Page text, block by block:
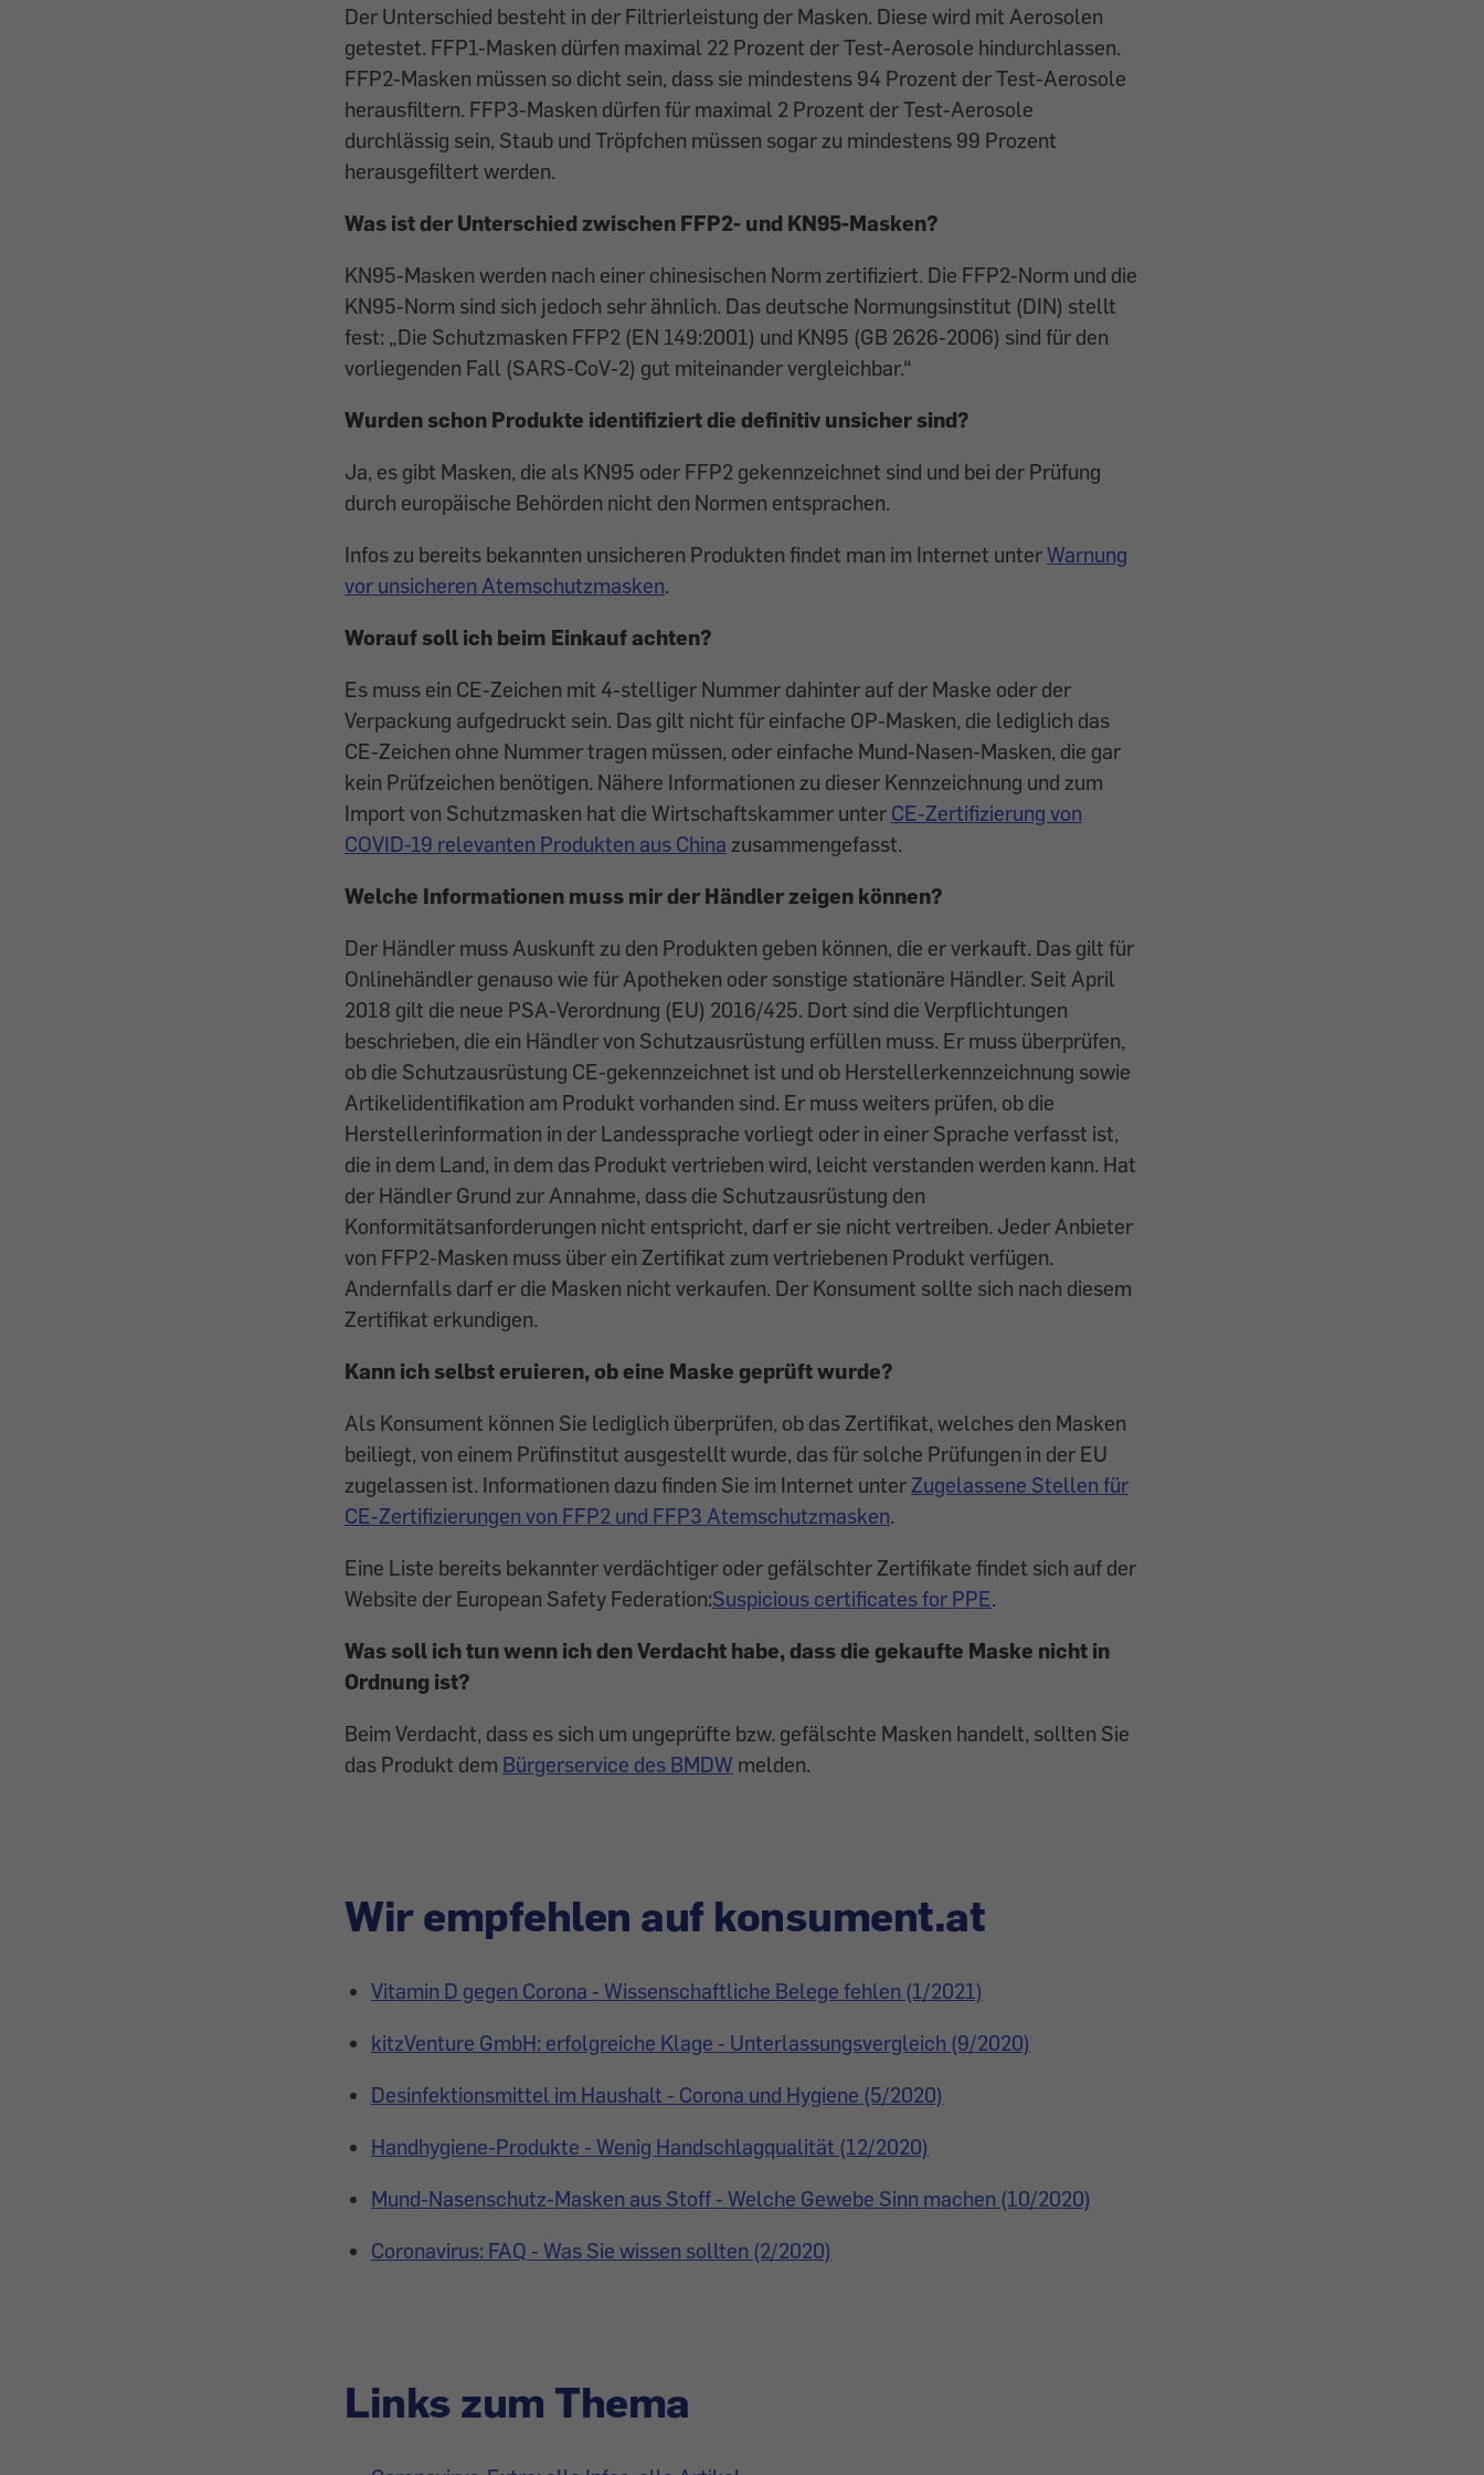
Der Unterschied besteht in der Filtrierleistung der Masken. Diese wird mit Aerosolen
getestet. FFP1-Masken dürfen maximal 22 Prozent der Test-Aerosole hindurchlassen.
FFP2-Masken müssen so dicht sein, dass sie mindestens 94 Prozent der Test-Aerosole
herausfiltern. FFP3-Masken dürfen für maximal 2 Prozent der Test-Aerosole
durchlässig sein, Staub und Tröpfchen müssen sogar zu mindestens 99 Prozent
herausgefiltert werden.
Was ist der Unterschied zwischen FFP2- und KN95-Masken?
KN95-Masken werden nach einer chinesischen Norm zertifiziert. Die FFP2-Norm und die
KN95-Norm sind sich jedoch sehr ähnlich. Das deutsche Normungsinstitut (DIN) stellt
fest: „Die Schutzmasken FFP2 (EN 149:2001) und KN95 (GB 2626-2006) sind für den
vorliegenden Fall (SARS-CoV-2) gut miteinander vergleichbar.“
Wurden schon Produkte identifiziert die definitiv unsicher sind?
Ja, es gibt Masken, die als KN95 oder FFP2 gekennzeichnet sind und bei der Prüfung
durch europäische Behörden nicht den Normen entsprachen.
Infos zu bereits bekannten unsicheren Produkten findet man im Internet unterWarnung
vor unsicheren Atemschutzmasken.
Worauf soll ich beim Einkauf achten?
Es muss ein CE-Zeichen mit 4-stelliger Nummer dahinter auf der Maske oder der
Verpackung aufgedruckt sein. Das gilt nicht für einfache OP-Masken, die lediglich das
CE-Zeichen ohne Nummer tragen müssen, oder einfache Mund-Nasen-Masken, die gar
kein Prüfzeichen benötigen. Nähere Informationen zu dieser Kennzeichnung und zum
Import von Schutzmasken hat die Wirtschaftskammer unter CE-Zertifizierung von
COVID-19 relevanten Produkten aus China zusammengefasst.
Welche Informationen muss mir der Händler zeigen können?
Der Händler muss Auskunft zu den Produkten geben können, die er verkauft. Das gilt für
Onlinehändler genauso wie für Apotheken oder sonstige stationäre Händler. Seit April
2018 gilt die neue PSA-Verordnung (EU) 2016/425. Dort sind die Verpflichtungen
beschrieben, die ein Händler von Schutzausrüstung erfüllen muss. Er muss überprüfen,
ob die Schutzausrüstung CE-gekennzeichnet ist und ob Herstellerkennzeichnung sowie
Artikelidentifikation am Produkt vorhanden sind. Er muss weiters prüfen, ob die
Herstellerinformation in der Landessprache vorliegt oder in einer Sprache verfasst ist,
die in dem Land, in dem das Produkt vertrieben wird, leicht verstanden werden kann. Hat
der Händler Grund zur Annahme, dass die Schutzausrüstung den
Konformitätsanforderungen nicht entspricht, darf er sie nicht vertreiben. Jeder Anbieter
von FFP2-Masken muss über ein Zertifikat zum vertriebenen Produkt verfügen.
Andernfalls darf er die Masken nicht verkaufen. Der Konsument sollte sich nach diesem
Zertifikat erkundigen.
Kann ich selbst eruieren, ob eine Maske geprüft wurde?
Als Konsument können Sie lediglich überprüfen, ob das Zertifikat, welches den Masken
beiliegt, von einem Prüfinstitut ausgestellt wurde, das für solche Prüfungen in der EU
zugelassen ist. Informationen dazu finden Sie im Internet unter Zugelassene Stellen für
CE-Zertifizierungen von FFP2 und FFP3 Atemschutzmasken.
Eine Liste bereits bekannter verdächtiger oder gefälschter Zertifikate findet sich auf der
Website der European Safety Federation:Suspicious certificates for PPE.
Was soll ich tun wenn ich den Verdacht habe, dass die gekaufte Maske nicht in
Ordnung ist?
Beim Verdacht, dass es sich um ungeprüfte bzw. gefälschte Masken handelt, sollten Sie
das Produkt dem Bürgerservice des BMDW melden.
Wir empfehlen auf konsument.at
Vitamin D gegen Corona - Wissenschaftliche Belege fehlen (1/2021)
kitzVenture GmbH: erfolgreiche Klage - Unterlassungsvergleich (9/2020)
Desinfektionsmittel im Haushalt - Corona und Hygiene (5/2020)
Handhygiene-Produkte - Wenig Handschlagqualität (12/2020)
Mund-Nasenschutz-Masken aus Stoff - Welche Gewebe Sinn machen (10/2020)
Coronavirus: FAQ - Was Sie wissen sollten (2/2020)
Links zum Thema